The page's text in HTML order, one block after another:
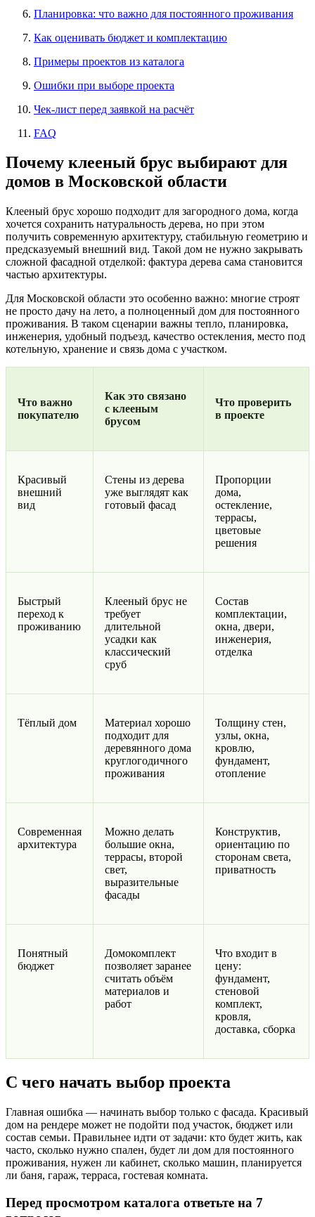
Планировка: что важно для постоянного проживания
Как оценивать бюджет и комплектацию
Примеры проектов из каталога
Ошибки при выборе проекта
Чек-лист перед заявкой на расчёт
FAQ
Почему клееный брус выбирают для
домов в Московской области
Клееный брус хорошо подходит для загородного дома, когда
хочется сохранить натуральность дерева, но при этом
получить современную архитектуру, стабильную геометрию и
предсказуемый внешний вид. Такой дом не нужно закрывать
сложной фасадной отделкой: фактура дерева сама становится
частью архитектуры.
Для Московской области это особенно важно: многие строят
не просто дачу на лето, а полноценный дом для постоянного
проживания. В таком сценарии важны тепло, планировка,
инженерия, удобный подъезд, качество остекления, место под
котельную, хранение и связь дома с участком.
Что важно
покупателю
Как это связано
с клееным
брусом
Что проверить
в проекте
Красивый
внешний
вид
Стены из дерева
уже выглядят как
готовый фасад
Пропорции
дома,
остекление,
террасы,
цветовые
решения
Быстрый
переход к
проживанию
Клееный брус не
требует
длительной
усадки как
классический
сруб
Состав
комплектации,
окна, двери,
инженерия,
отделка
Тёплый дом
Материал хорошо
подходит для
деревянного дома
круглогодичного
проживания
Толщину стен,
узлы, окна,
кровлю,
фундамент,
отопление
Современная
архитектура
Можно делать
большие окна,
террасы, второй
свет,
выразительные
фасады
Конструктив,
ориентацию по
сторонам света,
приватность
Понятный
бюджет
Домокомплект
позволяет заранее
считать объём
материалов и
работ
Что входит в
цену:
фундамент,
стеновой
комплект,
кровля,
доставка, сборка
С чего начать выбор проекта
Главная ошибка — начинать выбор только с фасада. Красивый
дом на рендере может не подойти под участок, бюджет или
состав семьи. Правильнее идти от задачи: кто будет жить, как
часто, сколько нужно спален, будет ли дом для постоянного
проживания, нужен ли кабинет, сколько машин, планируется
ли баня, гараж, терраса, гостевая комната.
Перед просмотром каталога ответьте на 7